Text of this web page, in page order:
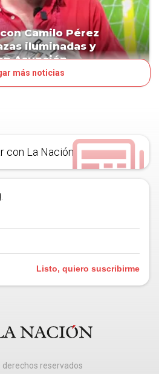
Camilo Pérez
iluminadas y
Asunción
más noticias
con La Nación
Listo, quiero suscribirme
derechos reservados